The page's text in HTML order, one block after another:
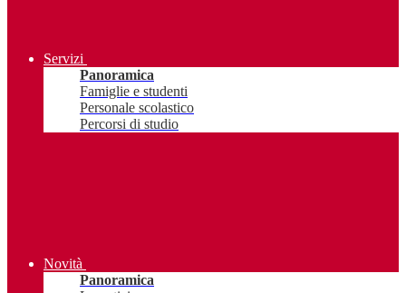
Servizi
Panoramica
Famiglie e studenti
Personale scolastico
Percorsi di studio
Novità
Panoramica